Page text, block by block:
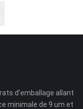
d’emballage allant
minimale de 9 um et